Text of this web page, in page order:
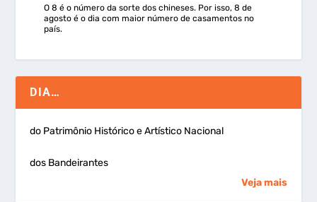
O 8 é o número da sorte dos chineses. Por isso, 8 de
agosto é o dia com maior número de casamentos no
país.
DIA…
do Patrimônio Histórico e Artístico Nacional
dos Bandeirantes
Veja mais